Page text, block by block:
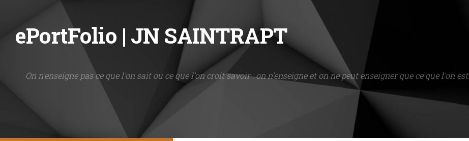
Skip to content
ePortFolio | JN SAINTRAPT
On n'enseigne pas ce que l'on sait ou ce que l'on croit savoir : on n'enseigne et on ne peut enseigner que ce que l'on est.